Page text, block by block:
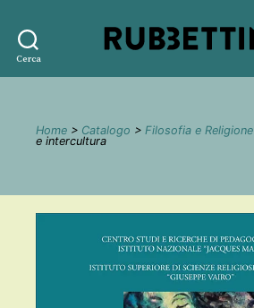
Cerca
editore
Home > Catalogo > Filosofia e Religione
e intercultura